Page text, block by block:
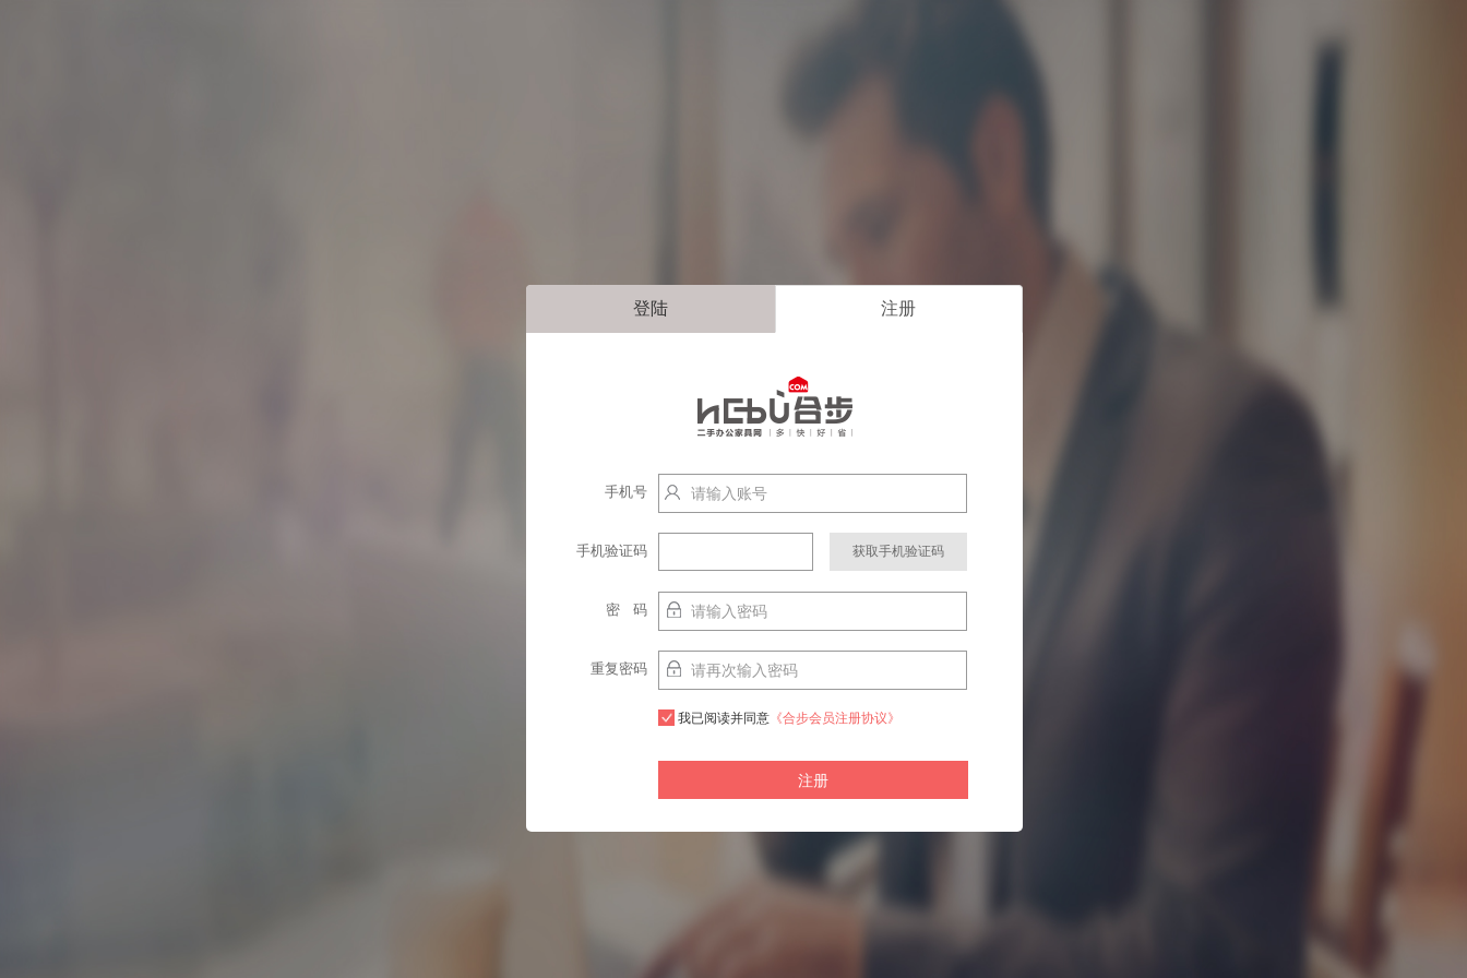
登陆 注册
手机号
http://localhost:9003
手机验证码
密 码
重复密码
我已阅读并同意 《合步会员注册协议》